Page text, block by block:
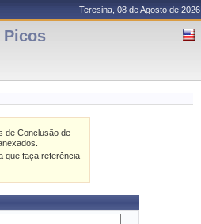
Teresina, 08 de Agosto de 2026
Picos
de Conclusão de
que faça referência